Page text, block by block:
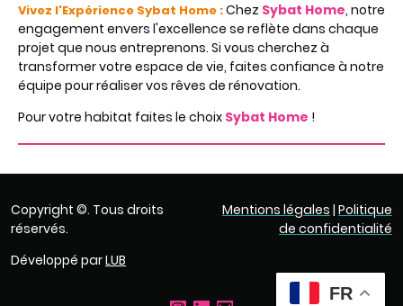
Vivez l'Expérience Sybat Home :Chez Sybat Home, notre
engagement envers l'excellence se reflète dans chaque
projet que nous entreprenons. Si vous cherchez à
transformer votre espace de vie, faites confiance à notre
équipe pour réaliser vos rêves de rénovation.
Pour votre habitat faites le choix Sybat Home !
Copyright ©. Tous droits
réservés.
Développé parLUB
Mentions légales | Politique
de confidentialité
FR